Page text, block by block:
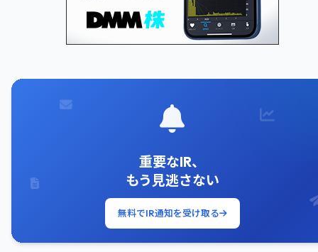
重要なIR、
もう見逃さない
無料でIR通知を受け取る